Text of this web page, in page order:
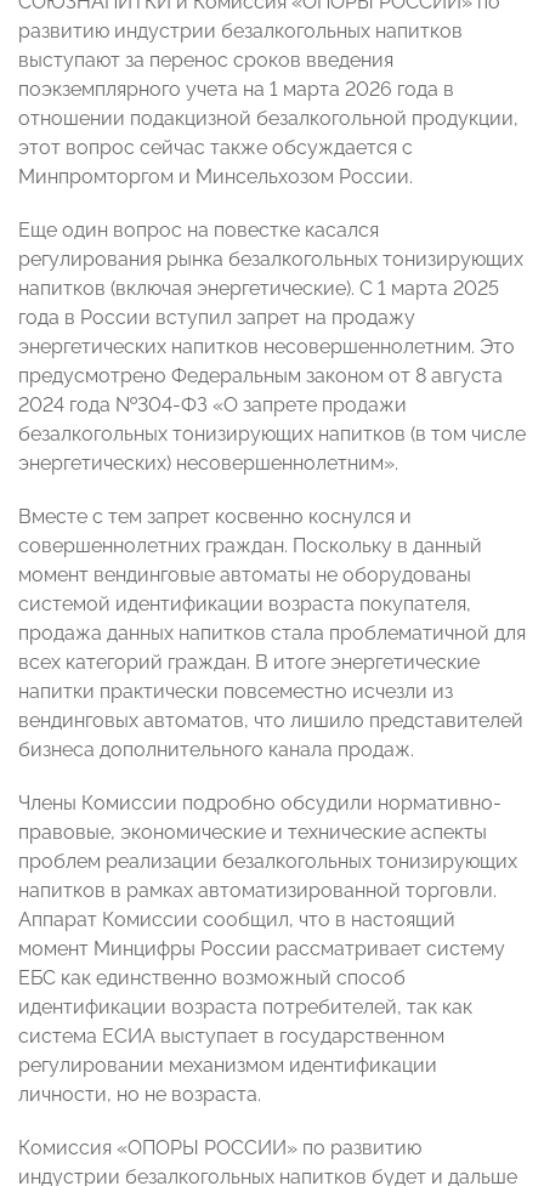
развитию индустрии безалкогольных напитков
выступают за перенос сроков введения
поэкземплярного учета на 1 марта 2026 года в
отношении подакцизной безалкогольной продукции,
этот вопрос сейчас также обсуждается с
Минпромторгом и Минсельхозом России.
Еще один вопрос на повестке касался
регулирования рынка безалкогольных тонизирующих
напитков (включая энергетические). С 1 марта 2025
года в России вступил запрет на продажу
энергетических напитков несовершеннолетним. Это
предусмотрено Федеральным законом от 8 августа
2024 года №304-ФЗ «О запрете продажи
безалкогольных тонизирующих напитков (в том числе
энергетических) несовершеннолетним».
Вместе с тем запрет косвенно коснулся и
совершеннолетних граждан. Поскольку в данный
момент вендинговые автоматы не оборудованы
системой идентификации возраста покупателя,
продажа данных напитков стала проблематичной для
всех категорий граждан. В итоге энергетические
напитки практически повсеместно исчезли из
вендинговых автоматов, что лишило представителей
бизнеса дополнительного канала продаж.
Члены Комиссии подробно обсудили нормативно-
правовые, экономические и технические аспекты
проблем реализации безалкогольных тонизирующих
напитков в рамках автоматизированной торговли.
Аппарат Комиссии сообщил, что в настоящий
момент Минцифры России рассматривает систему
ЕБС как единственно возможный способ
идентификации возраста потребителей, так как
система ЕСИА выступает в государственном
регулировании механизмом идентификации
личности, но не возраста.
Комиссия «ОПОРЫ РОССИИ» по развитию
индустрии безалкогольных напитков будет и дальше